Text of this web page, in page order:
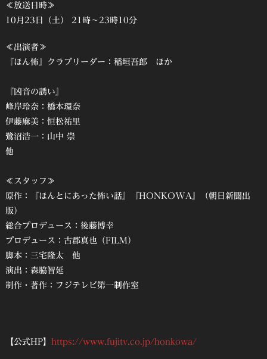
≪放送日時≫
10月23日（土） 21時～23時10分
≪出演者≫
『ほん怖』クラブリーダー：稲垣吾郎 ほか
『凶音の誘い』
峰岸玲奈：橋本環奈
伊藤麻美：恒松祐里
鷺沼浩一：山中 崇
他
≪スタッフ≫
原作：『ほんとにあった怖い話』『HONKOWA』（朝日新聞出
版）
総合プロデュース：後藤博幸
プロデュース：古郡真也（FILM）
脚本：三宅隆太 他
演出：森脇智延
制作・著作：フジテレビ第一制作室
【公式HP】 https://www.fujitv.co.jp/honkowa/